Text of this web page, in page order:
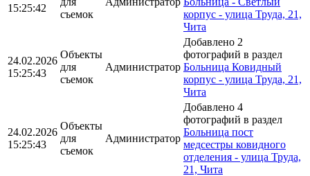
15:25:42
съемок
корпус - улица Труда, 21,
Чита
24.02.2026
15:25:43
Объекты
для
съемок
Администратор
Добавлено 2
фотографий в раздел
Больница Ковидный
корпус - улица Труда, 21,
Чита
24.02.2026
15:25:43
Объекты
для
съемок
Администратор
Добавлено 4
фотографий в раздел
Больница пост
медсестры ковидного
отделения - улица Труда,
21, Чита